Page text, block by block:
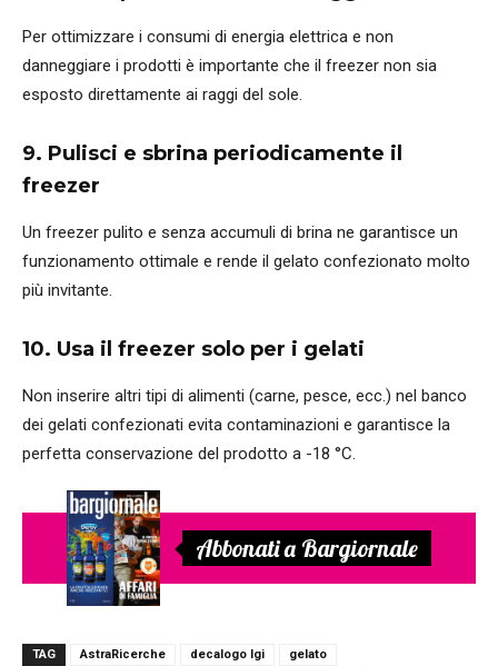
Per ottimizzare i consumi di energia elettrica e non
danneggiare i prodotti è importante che il freezer non sia
esposto direttamente ai raggi del sole.
9. Pulisci e sbrina periodicamente il
freezer
Un freezer pulito e senza accumuli di brina ne garantisce un
funzionamento ottimale e rende il gelato confezionato molto
più invitante.
10. Usa il freezer solo per i gelati
Non inserire altri tipi di alimenti (carne, pesce, ecc.) nel banco
dei gelati confezionati evita contaminazioni e garantisce la
perfetta conservazione del prodotto a -18 °C.
Abbonati a Bargiornale
TAG AstraRicerche decalogo Igi
gelato